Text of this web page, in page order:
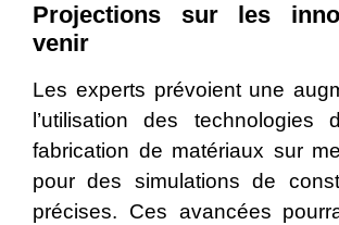
Projections sur les
venir
Les experts prévoient une
l’utilisation des technologies
fabrication de matériaux sur
pour des simulations de
précises. Ces avancées